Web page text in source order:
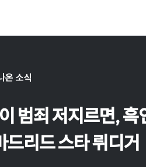
온 소식
범죄 저지르면,
드리드 스타 뤼디거